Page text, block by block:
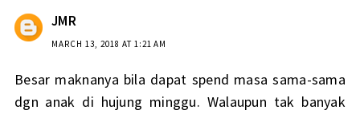
JMR
MARCH 13, 2018 AT 1:21 AM
Besar maknanya bila dapat spend masa sama-sama
dgn anak di hujung minggu. Walaupun tak banyak